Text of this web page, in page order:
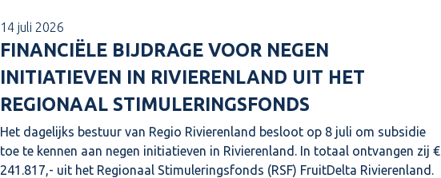
14 juli 2026
FINANCIËLE BIJDRAGE VOOR NEGEN
INITIATIEVEN IN RIVIERENLAND UIT HET
REGIONAAL STIMULERINGSFONDS
Het dagelijks bestuur van Regio Rivierenland besloot op 8 juli om subsidie
toe te kennen aan negen initiatieven in Rivierenland. In totaal ontvangen zij €
241.817,- uit het Regionaal Stimuleringsfonds (RSF) FruitDelta Rivierenland.